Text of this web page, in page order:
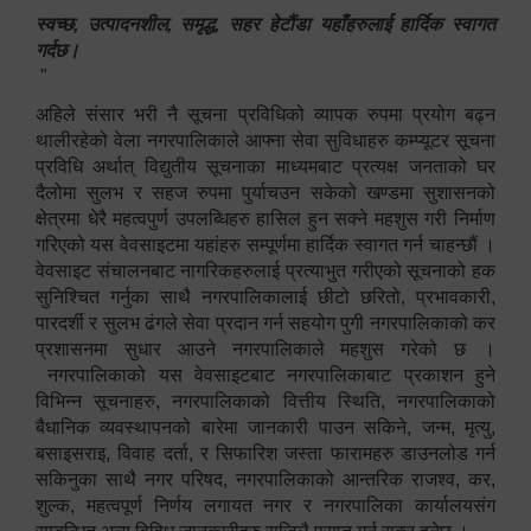
स्वच्छ, उत्पादनशील, समृद्ध, सहर हेटौंडा यहाँहरुलाई हार्दिक स्वागत
गर्दछ।
"
अहिले संसार भरी नै सूचना प्रविधिको व्यापक रुपमा प्रयोग बढ्न
थालीरहेको वेला नगरपालिकाले आफ्ना सेवा सुविधाहरु कम्प्यूटर सूचना
प्रविधि अर्थात् विद्युतीय सूचनाका माध्यमबाट प्रत्यक्ष जनताको घर
दैलोमा सुलभ र सहज रुपमा पुर्याचउन सकेको खण्डमा सुशासनको
क्षेत्रमा धेरै महत्वपुर्ण उपलब्धिहरु हासिल हुन सक्ने महशुस गरी निर्माण
गरिएको यस वेवसाइटमा यहांहरु सम्पूर्णमा हार्दिक स्वागत गर्न चाहन्छौं ।
वेवसाइट संचालनबाट नागरिकहरुलाई प्रत्याभुत गरीएको सूचनाको हक
सुनिश्चित गर्नुका साथै नगरपालिकालाई छीटो छरितो, प्रभावकारी,
पारदर्शी र सुलभ ढंगले सेवा प्रदान गर्न सहयोग पुगी नगरपालिकाको कर
प्रशासनमा सुधार आउने नगरपालिकाले महशुस गरेको छ ।
नगरपालिकाको यस वेवसाइटबाट नगरपालिकाबाट प्रकाशन हुने
विभिन्न सूचनाहरु, नगरपालिकाको वित्तीय स्थिति, नगरपालिकाको
बैधानिक व्यवस्थापनको बारेमा जानकारी पाउन सकिने, जन्म, मृत्यु,
बसाइसराइ, विवाह दर्ता, र सिफारिश जस्ता फारामहरु डाउनलोड गर्न
सकिनुका साथै नगर परिषद, नगरपालिकाको आन्तरिक राजश्व, कर,
शुल्क, महत्वपूर्ण निर्णय लगायत नगर र नगरपालिका कार्यालयसंग